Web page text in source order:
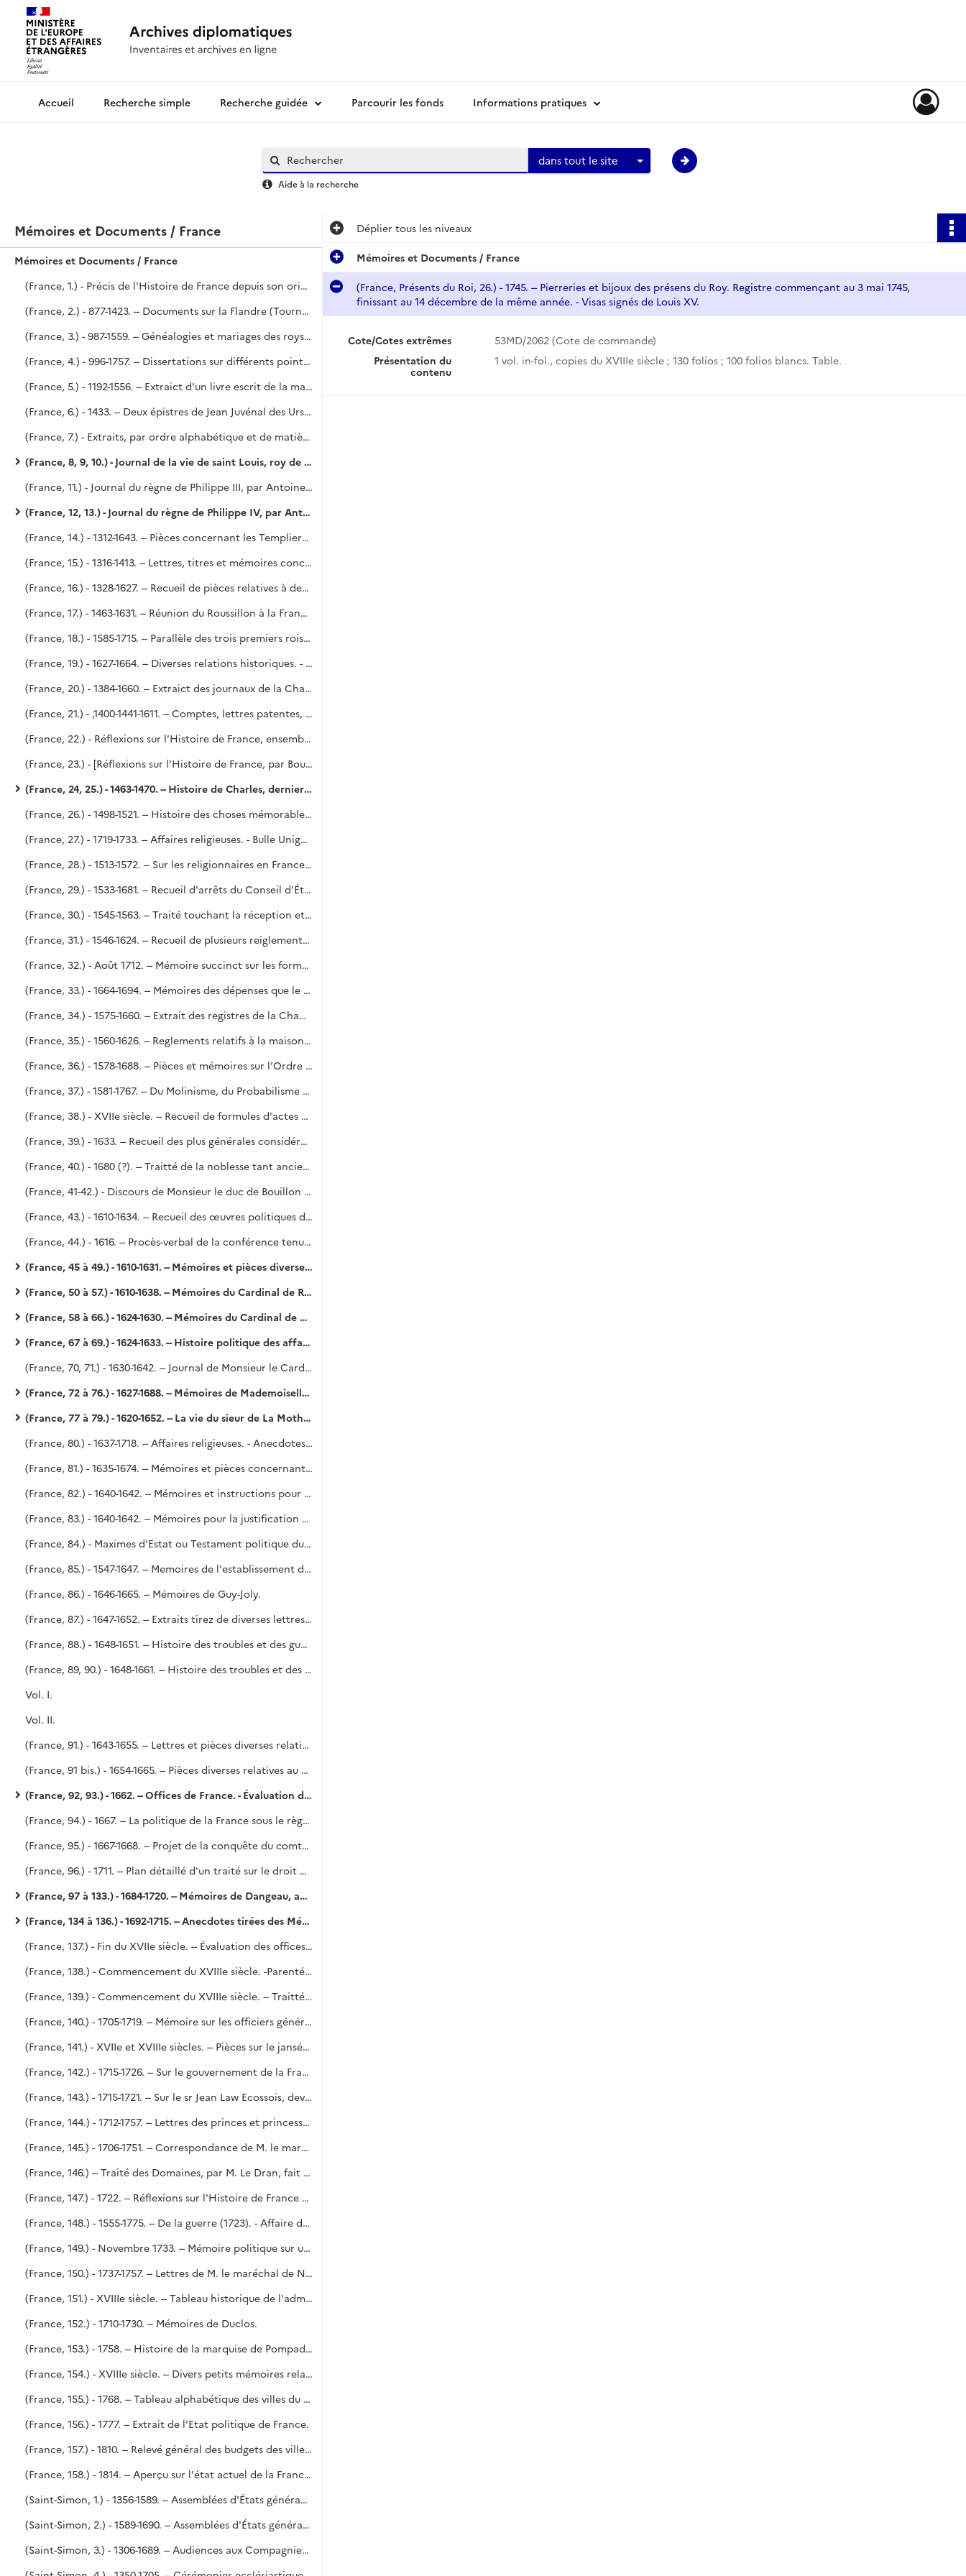
Archives diplomatiquesRecherche simple Recherche guidée Parcourir les fonds Informations pratiques
dans tout le site
Aide à la recherche
Mémoires et Documents / France
Mémoires et Documents / France
(France, 1.) - Précis de l'Histoire de France depuis son origine jusqu'à la fin du règne de Louis XIV, rédigé en 1723 par Le Dran.
(France, 2.) - 877-1423. -- Documents sur la Flandre (Tournay), le Traité de Brétigny, les Traités avec l'Écosse, Gênes et l'Empereur. - Tables de trois manuscrits du fonds Harléien. (N°s 1515-1516 et 4352.) - Une partie du volume provient de la collection du Président de Mesmes, l'autre de la mission de Bréquigny en Angleterre (1765).
(France, 3.) - 987-1559. -- Généalogies et mariages des roys, princes et princesses, douaires des roynes et princesses de la Maison de France, troisième lignée régnante, et d'aucunes maisons fondues en icelles. - Quelques dissertations sur d'autres sujets.
(France, 4.) - 996-1757. -- Dissertations sur différents points de l'Histoire de France. - Mémoire sur les fonctions des premiers ministres, rédigé, sur l'ordre du cardinal Dubois (1723), par Le Dran.
(France, 5.) - 1192-1556. -- Extraict d'un livre escrit de la main de M. le chancellier de l'Hospital, concernant plusieurs traités de paix, appanages, mariages, neutralitez, recognoissances, foy et hommage et autres droits de souveraineté. Deux copies reliées à la suite l'une de l'autre. - Parayre.
(France, 6.) - 1433. -- Deux épistres de Jean Juvénal des Ursins, évesque et comte de Beauvais, l'une envoyée aux trois États tenus à Blois, et l'autre relative à la paix d'Angleterre. - Voy. le P. Lelong, n° 28 791.
(France, 7.) - Extraits, par ordre alphabétique et de matières, des ordonnances antérieures à 1649, avec commentaires.
(France, 8, 9, 10.) - Journal de la vie de saint Louis, roy de France, IXe du nom, composé par Antoine Aubery, avocat au Parlement..
(France, 11.) - Journal du règne de Philippe III, par Antoine Aubery, avocat au Parlement.
(France, 12, 13.) - Journal du règne de Philippe IV, par Antoine Aubery, avocat au Parlement.
(France, 14.) - 1312-1643. -- Pièces concernant les Templiers, le Connétable et les grands officiers de la couronne. - Mémoire d'État sur les rébellions. - Différends entre le pape Urbain VIII et le clergé. - Harangues au Roi par les présidents des cours de justice, etc.
(France, 15.) - 1316-1413. -- Lettres, titres et mémoires concernant les chanceliers de France et les gardes des sceaux, ensemble des droictz attribués à leurs charges. - Voy. le P. Lelong, n° 31 466.
(France, 16.) - 1328-1627. -- Recueil de pièces relatives à des condamnations portées contre des financiers. - Richelieu (?).
(France, 17.) - 1463-1631. -- Réunion du Roussillon à la France (1463). - Procès criminels, notamment du connétable de Saint-Pol (1475). - Édits et lettres politiques de Charles IX, de Catherine de Médicis, etc. - Dialogus habitus in conventu Caletano (août-novembre 1521). - Des droits du Roi sur les comtés de Flandres et d'Artois [par Godefroy] (1631). - La première partie du volume vient peut-être de Richelieu ; la seconde partie vient de Godefroy.
(France, 18.) - 1585-1715. -- Parallèle des trois premiers rois Bourbons, par le duc de Saint-Simon (mai 1746). - Saint-Simon, n° 147 de l'Inventaire dressé, après la mort de Saint-Simon, par Me Delaleu, notaire à Paris.
(France, 19.) - 1627-1664. -- Diverses relations historiques. - Siège de la Rochelle, secours de Cazal et reddition de Montauban (1627-1629) [par Mervaulx]. (Voy. le P. Lelong, n° 12 483.) - Rupture de Richelieu et de la Reine mère (1630-1631). - Prise et reprise de Corbie (1636). - Affaires extérieures sous Mazarin. - Élection d'Innocent X (1644). - Saint-Simon.
(France, 20.) - 1384-1660. -- Extraict des journaux de la Chambre des Comptes de Paris.
(France, 21.) - ,1400-1441-1611. -- Comptes, lettres patentes, traités et autres pièces politiques. - Pièces de polémique religieuse. - Une partie du volume vient de Richelieu, une autre de Godefroy.
(France, 22.) - Réflexions sur l'Histoire de France, ensemble les Assemblées des Parlemens et États généraux, par M. le comte de Boulainvilliers.
(France, 23.) - [Réflexions sur l'Histoire de France, par Boulainvilliers.]
(France, 24, 25.) - 1463-1470. -- Histoire de Charles, dernier duc de Bourgogne, escripte par G. Chastelain, son historiographe. - Richelieu (?).
(France, 26.) - 1498-1521. -- Histoire des choses mémorables advenues du règne des rois Louis XIIme et François Ier jusques en l'an 1521, par messire Robert de la Marck, seigneur de Fleurange. - Copié sur le manuscrit du fonds Dupuy, n° 107.
(France, 27.) - 1719-1733. -- Affaires religieuses. - Bulle Unigenitus. - Religionnaires. - Convulsionnaires. - Matières bénéficiales. - Vie du P. de Bérulle, rédigée en 1750, probablement par Le Dran. - Saint-Simon, en partie.
(France, 28.) - 1513-1572. -- Sur les religionnaires en France dans le XVIe siècle jusqu'au massacre de la Saint-Barthélemy ; manuscrit rédigé en 1717, par Le Dran.
(France, 29.) - 1533-1681. -- Recueil d'arrêts du Conseil d'État, règlements, déclarations du Roi et pièces analogues, notamment sur les secrétaires d'État, les offices de judicature et les monnaies.
(France, 30.) - 1545-1563. -- Traité touchant la réception et l'autorité du Concile de Trente en France, par Le Dran. - Traité de ce qui s'est fait et pratiqué par les Empereurs et les Rois au sujet de la juridiction criminelle sur les Ecclésiastiques.
(France, 31.) - 1546-1624. -- Recueil de plusieurs reiglements faicts en divers temps et par divers Roys pour establir un bon ordre en leur Maison, affaires de leur Estat et Conseilz.
(France, 32.) - Août 1712. -- Mémoire succinct sur les formalités desquelles nécessairement la renonciation du Roy d'Espagne, tant pour lui que pour sa postérité, doit estre revestue en France pour y estre justement et stablement validée. par le duc de Saint-Simon. - Saint-Simon, n° 135 de l'Inventaire.
(France, 33.) - 1664-1694. -- Mémoires des dépenses que le Roy a faites dans ses bâtiments depuis l'année 1664 jusques en l'année 1690 inclusivement, par G. M. - Estat et menu général de la Chambre aux deniers du Roy, année 1694.
(France, 34.) - 1575-1660. -- Extrait des registres de la Chambre des comptes.
(France, 35.) - 1560-1626. -- Reglements relatifs à la maison du Roi et aux principaux officiers servans en icelle. - En tête du volume, une lettre de la reine Catherine au roi Charles IX après sa majorité et une relation de ce qui se passa à Orléans le lendemain de la mort de François II (6 décembre 1560), tirée des registres de M. de Laubespine, secrétaire d'État. - Copié sur le n° 218 du fonds Dupuy. (Voy. le P. Lelong, n° 32 377.)
(France, 36.) - 1578-1688. -- Pièces et mémoires sur l'Ordre du Saint-Esprit. - Saint-Simon (?).
(France, 37.) - 1581-1767. -- Du Molinisme, du Probabilisme et de la doctrine des Jésuites ; huit dissertations, par N. Le Dran.
(France, 38.) - XVIIe siècle. -- Recueil de formules d'actes émanant de l'autorité royale (Brevets, Commissions, Provisions, Survivances, etc.).
(France, 39.) - 1633. -- Recueil des plus générales considérations servant au maniment des affaires publiques, par M. de Béthune.
(France, 40.) - 1680 (?). -- Traitté de la noblesse tant ancienne que moderne, fiefs, cavaleries et tournois. - Saint-Simon, n° 1 de l'Inventaire.
(France, 41-42.) - Discours de Monsieur le duc de Bouillon contenant l'histoire de sa vie, à Monseigneur son fils. -- De Mesmes. Copié sur le n° 82 du fonds Dupuy.
(France, 43.) - 1610-1634. -- Recueil des œuvres politiques du duc de Rohan. - De Mesmes.
(France, 44.) - 1616. -- Procès-verbal de la conférence tenue à Loudun en l'année 1616. - Parayre.
(France, 45 à 49.) - 1610-1631. -- Mémoires et pièces diverses servans à l'histoire de France soubs le règne de Louis XIII. - De Mesmes. Copié sur les n°s 90-94 du fonds Dupuy.
(France, 50 à 57.) - 1610-1638. -- Mémoires du Cardinal de Richelieu. - Richelieu.
(France, 58 à 66.) - 1624-1630. -- Mémoires du Cardinal de Richelieu. - Richelieu.
(France, 67 à 69.) - 1624-1633. -- Histoire politique des affaires principales qui se sont passées en France pendant l'administration de Mgr le Cardinal duc de Richelieu, soubs le règne de très juste et très victorieux Louis treizième du nom, roy de France et de Navarre, par Vialart. - Richelieu (?).
(France, 70, 71.) - 1630-1642. -- Journal de Monsieur le Cardinal de Richelieu, qu'il a fait durant le grand orage de la Cour ez années 1630 et 1631. - En plus, les pièces détachées qui ont été publiées avec le Journal en 1648. - Saint-Simon, n° 70 de l'Inventaire.
(France, 72 à 76.) - 1627-1688. -- Mémoires de Mademoiselle de Montpensier. - Saint-Simon, n° 6 de l'Inventaire.
(France, 77 à 79.) - 1620-1652. -- La vie du sieur de La Mothe-Goulas. Suivie de : La deffense de feu Mr Goulas, secrétaire des commandements de Mgr Gaston de France, duc d'Orléans, contre les calomnies qui se trouvent dans un libelle intitulé : Mémoires de M. de Montrésor. - La vie de M. Goulas, secrétaire des commandements de Mgr Gaston de France, duc d'Orléans. (1664.) - Saint-Simon, n° 5 de l'Inventaire.
(France, 80.) - 1637-1718. -- Affaires religieuses. - Anecdotes sur le P. Caussin, confesseur de Louis XIII, le P. Sirmond, la révocation de l'édit de Nantes, le choix du confesseur du roi (1712), par M. Le Dran. - Lettres, mandements épiscopaux et autres documents relatifs à la constitution Unigenitus. - Condamnation du P. Quesnel. - Correspondance entre D. Isidore, abbé de la Trappe, et Saint-Simon (juin et août 1718.) - Supplique de l'Université au Parlement, par le duc de Saint-Simon. - Saint-Simon, en partie.
(France, 81.) - 1635-1674. -- Mémoires et pièces concernant les juridictions de la Table de Marbre, la Cour des Monnaies, les Chambres de justice et juridictions exceptionnelles.
(France, 82.) - 1640-1642. -- Mémoires et instructions pour servir à justifier l'innocence de Mre François-Auguste de Thou, conseiller du Roy en son Conseil d'Estat [par Pierre Dupuy]. - Don de M. Ch. Victor d'Hautefort, 8 septembre 1806. (Voy. le P. Lelong, n° 33 745.)
(France, 83.) - 1640-1642. -- Mémoires pour la justification de feu M. de Thou, par Pierre Dupuy. (Voy. le n° 80.)
(France, 84.) - Maximes d'Estat ou Testament politique du Cardinal de Richelieu. Précédé d'une dissertation datée du 22 novembre 1764. - Richelieu (?).
(France, 85.) - 1547-1647. -- Memoires de l'establissement des secretaires d'Estat et des clercs notaires et secretaires du Roy et secretaires des finances& avec la suitte des secretaires d'Estat& de 1547 jusques aprésent 1647. (Voy. le P. Lelong, n° 32 625.)
(France, 86.) - 1646-1665. -- Mémoires de Guy-Joly.
(France, 87.) - 1647-1652. -- Extraits tirez de diverses lettres écrites par le sr Gaudin à Mr Servient, secrétaire d'État et plénipotentiaire à la paix de Munster, depuis 1647 jusqu'en 1652 inclusivement. - Ces extraits, qui se rapportent surtout aux affaires intérieures de la France, ont été pris sur des originaux trouvés chez un épicier, en 1722, et qui doivent être conservés au Dépôt de la Guerre.
(France, 88.) - 1648-1651. -- Histoire des troubles et des guerres civiles de France, traduite du Mercure de Vittorio Siri, Ier volume.
(France, 89, 90.) - 1648-1661. -- Histoire des troubles et des guerres civiles de France depuis le commencement de l'année 1648 jusqu'à la mort du cardinal Mazarin en 1661, extraite des volumes manuscrits XVI et XVII du Mercure de l'abbé Vittorio Siri.
Vol. I.
Vol. II.
(France, 91.) - 1643-1655. -- Lettres et pièces diverses relatives aux affaires du temps. - Noailles. Copié sur les mss. 9 353, 9 354 de Béthune.
(France, 91 bis.) - 1654-1665. -- Pièces diverses relatives au cardinal de Retz et à l'assemblée du clergé de 1655. - Vingt-deux lettres originales écrites du 25 juillet 1662 au 12 février 1665, par le cardinal de Retz à M. de Paris, archidiacre de Rouen.
(France, 92, 93.) - 1662. -- Offices de France. - Évaluation du droit annuel. - Tableaux par généralités et par ordre alphabétique. (Voy. le P. Lelong, n° 28 067.)
(France, 94.) - 1667. -- La politique de la France sous le règne de Louis XIV.
(France, 95.) - 1667-1668. -- Projet de la conquête du comté de Bourgogne et de son exécution, d'après les lettres du roi, du prince de Condé, etc. (Voy. le P. Lelong, n° 32 927.)
(France, 96.) - 1711. -- Plan détaillé d'un traité sur le droit public de la France, par l'abbé Fleury. - Plan d'une instruction sur le droit public pour Monseigneur le Dauphin (duc de Bourgogne). Du Droit public intérieur ou de la Tranquillité de l'État. - Saint-Simon (?).
(France, 97 à 133.) - 1684-1720. -- Mémoires de Dangeau, avec les additions de Saint-Simon. - Saint-Simon, n° 36 de l'Inventaire.
(France, 134 à 136.) - 1692-1715. -- Anecdotes tirées des Mémoires de M. le duc de Saint-Simon en 1771, par l'abbé de Voisenon.
(France, 137.) - Fin du XVIIe siècle. -- Évaluation des offices qui sont à la nomination de Monseigneur le Chancelier, aveq un Mémoire des lieux où il y a des officiers de chancellerie qui payent l'annuel à Monseigneur.
(France, 138.) - Commencement du XVIIIe siècle. -Parenté de Monseigneur le duc de Chartres composée de tous les Roys et de tous les souverains Princes et Princesses de la chrestienté qui vivent présentement.
(France, 139.) - Commencement du XVIIIe siècle. -- Traitté de la Régence. - Étude historique sur les régences depuis les origines de la monarchie française jusqu'au commencement du XVIIIe siècle.
(France, 140.) - 1705-1719. -- Mémoire sur les officiers généraux, sur l'administration en partie double des revenus de l'État et autres questions de finance, par Desmarets. - Lettre du même à Mme de Maintenon (1709). - Mémoire et lettres de Chamillart au roi et à Mme de Maintenon (1705). - Administration des bâtiments du roi par Mansart. - Transfert de l'argenterie des églises à la Monnaie. - Mémoires de d'Argenson sur les finances ; - des députés du Commerce sur le papier monnaie. - Projets relatifs au Guet et à la création d'une Chambre ecclésiastique supérieure.
(France, 141.) - XVIIe et XVIIIe siècles. -- Pièces sur le jansénisme et sur le quiétisme. - Dissertation intitulée : Les trois décisions de l'Église dans l'affaire des cinq propositions de Jansénius.
(France, 142.) - 1715-1726. -- Sur le gouvernement de la France sous la régence du prince Philippe, petit-fils de France, duc d'Orléans, après l'avènement du roy Louis XV au trône à l'âge de cinq ans et demi, le 1er septembre 1715, jusqu'en 1726, par N.-L. Le Dran, chef du Dépôt des Affaires étrangères au Vieux Louvre.
(France, 143.) - 1715-1721. -- Sur le sr Jean Law Ecossois, devenu contrôleur général des finances du royaume de France au tems de la régence du Duc d'Orléans. - Sur les suites du système du sieur Law en France, par N.-L. Le Dran. - Sonnet sur M. Law (1720). - Calotte de M. Law. - L'Abeille, poésie par P.-M.-S. d'Abbeville, gentilhomme ordinaire du roy.
(France, 144.) - 1712-1757. -- Lettres des princes et princesses du sang à M. le duc de Noailles. (Prince de Conty, 1723. - Princesse de Conty, 1736. - Princesses de Conty douairières, 1717-1744. - Mlle de la Roche-sur-Yon, 1737. Duc du Maine, 1712-1736. - Duchesse du Maine, 1716-1737. - Prince de Dombes, 1735-1738. - Comte d'Eu, 1736-1745. - Comte de Toulouse, 1716-1736. - Duc de Penthièvre, 1734-1757. - Duchesse de Penthièvre, 1748. - L. de Vendôme, 1712.) - Noailles.
(France, 145.) - 1706-1751. -- Correspondance de M. le maréchal de Noailles avec divers membres de la famille royale. - Mémoire relatif à divers fiefs acquis par Mlle de Sens. - Noailles.
(France, 146.) -- Traité des Domaines, par M. Le Dran, fait en 1722, 31 décembre, pour l'instruction du jeune roi Louis XV.
(France, 147.) - 1722. -- Réflexions sur l'Histoire de France par M. le comte de Boulainvilliers, avec une lettre préliminaire à Mademoiselle [Cousinot]. - Saint-Simon, n° 31 de l'Inventaire.
(France, 148.) - 1555-1775. -- De la guerre (1723). - Affaire de Hanau Lichtenberg (1749). - Cérémonial du Parlement ; suppliques de Ducs et Princes (1555-1731). - Mémoires sur le gouvernement, le droit public, la monarchie, dont l'un dédié au Dauphin (1749). - Mémoires de Le Dran sur le droit de guerre. - Combien, pour les meilleures lois, il est nécessaire que les esprits soient préparés. (1771.)
(France, 149.) - Novembre 1733. -- Mémoire politique sur un secours général à tirer de tous les sujets du Roy à proportion de leurs revenus. - Mémoire concernant la situation du clergé général et des diocèses particuliers.
(France, 150.) - 1737-1757. -- Lettres de M. le maréchal de Noailles aux ministres. - Mémoires relatifs à des intérêts particuliers. - Mémoire sur l'étendue de la maîtrise particulière des eaux et forêts de Saint-Germain. - Noailles.
(France, 151.) - XVIIIe siècle. -- Tableau historique de l'administration française vers le milieu du XVIIIe siècle.
(France, 152.) - 1710-1730. -- Mémoires de Duclos.
(France, 153.) - 1758. -- Histoire de la marquise de Pompadour. Traduction de la seconde édition d'une brochure écrite en 1758 et imprimée à Londres chez S. Hooper, en 1759, de la main de M. de la Place, auteur de plusieurs pièces de théâtre. - Retiré du scellé de M. de Marigny du 5 mars 1782, conformément à l'ordre du roy du 4.
(France, 154.) - XVIIIe siècle. -- Divers petits mémoires relatifs aux Parlements et autres juridictions, par N.-L. Le Dran.
(France, 155.) - 1768. -- Tableau alphabétique des villes du Royaume, avec leurs revenus, dépenses et dettes, suivant les états envoyés à Monseigneur le Controlleur général, en exécution de la Déclaration du Roy du 11 février 1764. - Tableau, par généralités, des revenus, dépenses et dettes des hôpitaux du Royaume, suivant les états envoyés à M. le Controlleur général, en exécution de la Déclaration du Roy du 11 février 1764.
(France, 156.) - 1777. -- Extrait de l'Etat politique de France.
(France, 157.) - 1810. -- Relevé général des budgets des villes dont le revenu s'élève à 10.000 francs et au-dessus, arrêtés par le Conseil d'État, et approuvés par Sa Majesté l'empereur et roi.
(France, 158.) - 1814. -- Aperçu sur l'état actuel de la France et sur les principaux moyens d'améliorer sa législation, son agriculture, son commerce et ses finances, par le marquis de Mondénard-Montagu.
(Saint-Simon, 1.) - 1356-1589. -- Assemblées d'États généraux et de Notables à Paris et dans les provinces. - N° 81 de l'Inventaire dressé, après la mort de Saint-Simon, par Me Delaleu, notaire à Paris (1755-1756).
(Saint-Simon, 2.) - 1589-1690. -- Assemblées d'États généraux et de Notables à Paris, dans les provinces et à l'étranger (1589-1626). - Audiences en général, audiences des Ambassadeurs, Nonces, Légats, Cardinaux, Évêques. - Députés du Clergé, des Provinces (1661-1690). - N°s 81 et 91 de l'Inventaire.
(Saint-Simon, 3.) - 1306-1689. -- Audiences aux Compagnies, aux Députez des États généraux. - Visittes (1610-1689). - Carrousels, tournois (1306-1662). - N°s 83 et 77 de l'Inventaire.
Déplier tous les niveaux
Mémoires et Documents / France
(France, Présents du Roi, 26.) - 1745. -- Pierreries et bijoux des présens du Roy. Registre commençant au 3 mai 1745,
finissant au 14 décembre de la même année. - Visas signés de Louis XV.
Cote/Cotes extrêmes
53MD/2062 (Cote de commande)
Présentation du
contenu
1 vol. in-fol., copies du XVIIIe siècle ; 130 folios ; 100 folios blancs. Table.